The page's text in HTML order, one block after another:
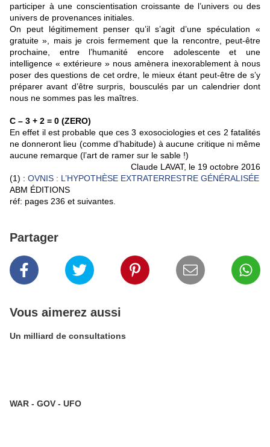
participer à une conscientisation croissante de l’univers ou des
univers de provenances initiales.
On peut légitimement penser qu’il s’agit d’une spéculation «
gratuite », mais je crois fermement que la rencontre, peut-être
prochaine, entre l’humanité encore adolescente et une
intelligence « extérieure » nous amènera inexorablement à nous
poser des questions de cet ordre, le mieux étant peut-être de s’y
préparer avant d’être surpris, bousculés par un calendrier dont
nous ne sommes pas les maîtres.
C – 3 + 2 = 0 (ZERO)
En effet il est probable que ces 3 exosociologies et ces 2 fatalités
ne donneront lieu (comme d’habitude) à aucune critique ni même
aucune remarque (l’art de ramer sur le sable !)
Claude LAVAT, le 19 octobre 2016
(1) : OVNIS : L’HYPOTHÈSE EXTRATERRESTRE GÉNÉRALISÉE
ABM ÉDITIONS
réf: pages 236 et suivantes.
Partager
Vous aimerez aussi
Un milliard de consultations
WAR - GOV - UFO